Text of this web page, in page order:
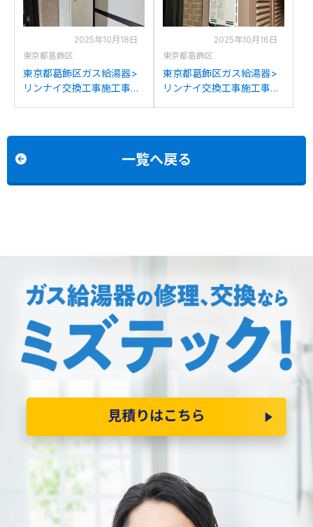
2025年10月18日
東京都葛飾区
東京都葛飾区ガス給湯器>
リンナイ交換工事施工事
2025年10月16日
東京都葛飾区
東京都葛飾区ガス給湯器>
リンナイ交換工事施工事
一覧へ戻る
見積りはこちら